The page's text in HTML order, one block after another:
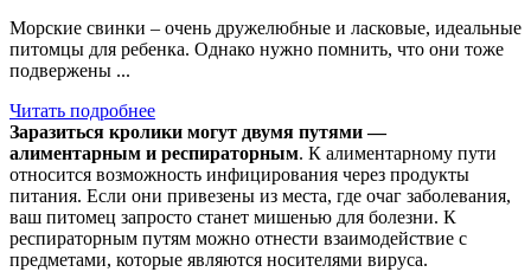
Морские свинки – очень дружелюбные и ласковые, идеальные
питомцы для ребенка. Однако нужно помнить, что они тоже
подвержены ...
Читать подробнее
Заразиться кролики могут двумя путями —
алиментарным и респираторным. К алиментарному пути
относится возможность инфицирования через продукты
питания. Если они привезены из места, где очаг заболевания,
ваш питомец запросто станет мишенью для болезни. К
респираторным путям можно отнести взаимодействие с
предметами, которые являются носителями вируса.